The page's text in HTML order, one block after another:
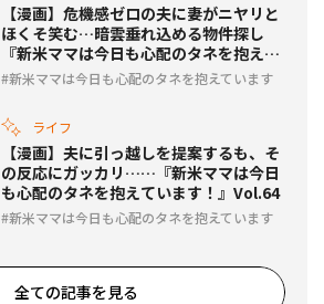
【漫画】危機感ゼロの夫に妻がニヤリと
ほくそ笑む…暗雲垂れ込める物件探し
『新米ママは今日も心配のタネを抱えて
います！』Vol.65
新米ママは今日も心配のタネを抱えています
ライフ
【漫画】夫に引っ越しを提案するも、そ
の反応にガッカリ……『新米ママは今日
も心配のタネを抱えています！』Vol.64
新米ママは今日も心配のタネを抱えています
全ての記事を見る